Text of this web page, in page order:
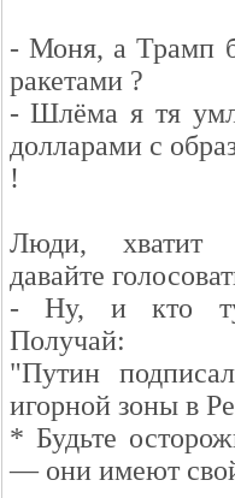
- Моня, а Трамп
ракетами ?
- Шлёма я тя
долларами с
!
Люди, хватит
давайте
- Ну, и кто
Получай:
"Путин
игорной зоны в
* Будьте
— они имеют